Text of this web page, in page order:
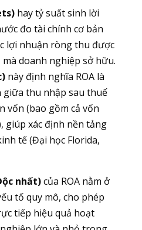
hay tỷ suất sinh lời
đo tài chính cơ bản
lợi nhuận ròng thu được
doanh nghiệp sở hữu.
này định nghĩa ROA là
thu nhập sau thuế
vốn (bao gồm cả vốn
giúp xác định nền tảng
tế (Đại học Florida,
nhất)của ROA nằm ở
tố quy mô, cho phép
tiếp hiệu quả hoạt